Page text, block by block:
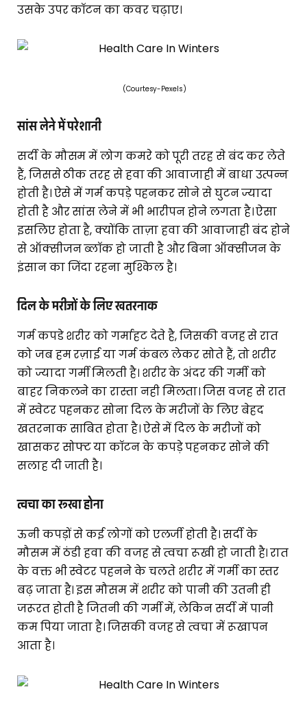
उसके उपर कॉटन का कवर चढ़ाए।
(Courtesy-Pexels)
सांस लेने में परेशानी
सर्दी के मौसम में लोग कमरे को पूरी तरह से बंद कर लेते
हैं, जिससे ठीक तरह से हवा की आवाजाही में बाधा उत्पन्न
होती है। ऐसे में गर्म कपड़े पहनकर सोने से घुटन ज्यादा
होती है और सांस लेने में भी भारीपन होने लगता है। ऐसा
इसलिए होता है, क्योंकि ताज़ा हवा की आवाजाही बंद होने
से ऑक्सीजन ब्लॉक हो जाती है और बिना ऑक्सीजन के
इंसान का जिंदा रहना मुश्किल है।
दिल के मरीजों के लिए खतरनाक
गर्म कपडे शरीर को गर्माहट देते है, जिसकी वजह से रात
को जब हम रज़ाई या गर्म कंबल लेकर सोते हैं, तो शरीर
को ज्यादा गर्मी मिलती है। शरीर के अंदर की गर्मी को
बाहर निकलने का रास्ता नही मिलता। जिस वजह से रात
में स्वेटर पहनकर सोना दिल के मरीजों के लिए बेहद
खतरनाक साबित होता है। ऐसे में दिल के मरीजों को
खासकर सोफ्ट या कॉटन के कपड़े पहनकर सोने की
सलाह दी जाती है।
त्वचा का रूखा होना
ऊनी कपड़ों से कई लोगों को एलर्जी होती है। सर्दी के
मौसम में ठंडी हवा की वजह से त्वचा रूखी हो जाती है। रात
के वक्त भी स्वेटर पहनने के चलते शरीर में गर्मी का स्तर
बढ़ जाता है। इस मौसम में शरीर को पानी की उतनी ही
जरूरत होती है जितनी की गर्मी में, लेकिन सर्दी में पानी
कम पिया जाता है। जिसकी वजह से त्वचा में रूखापन
आता है।